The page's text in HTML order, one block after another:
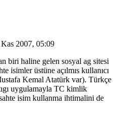
2007, 05:09
biri haline gelen sosyal ag sitesi
isimler üstüne açılmıs kullanıcı
Kemal Atatürk var). Türkçe
uygulamayla TC kimlik
isim kullanma ihtimalini de